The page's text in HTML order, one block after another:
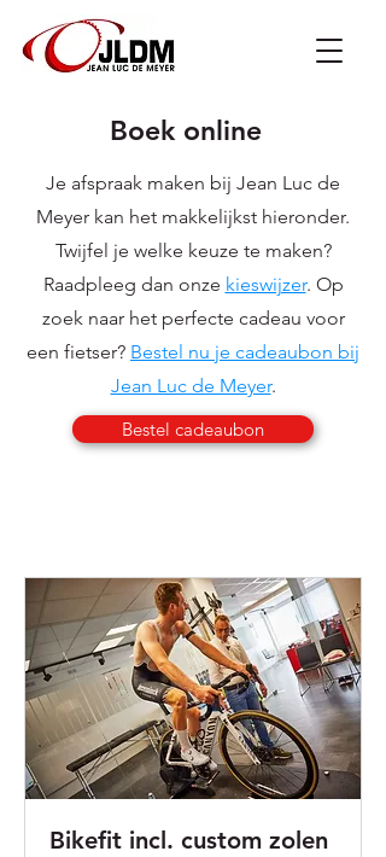
Boek online
Je afspraak maken bij Jean Luc de
Meyer kan het makkelijkst hieronder.
Twijfel je welke keuze te maken?
Raadpleeg dan onze kieswijzer. Op
zoek naar het perfecte cadeau voor
een fietser? Bestel nu je cadeaubon bij
Jean Luc de Meyer.
Bestel cadeaubon
Bikefit incl. custom zolen